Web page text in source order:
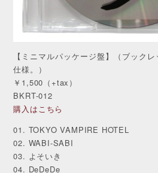
【ミニマルパッケージ盤】（ブック
仕様。）
￥1,500（+tax）
BKRT-012
購入はこちら
01. TOKYO VAMPIRE HOTEL
02. WABI-SABI
03. よそいき
04. DeDeDe